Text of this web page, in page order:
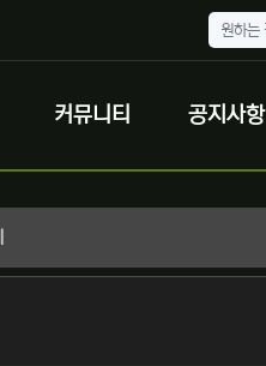
커뮤니티 공지사항